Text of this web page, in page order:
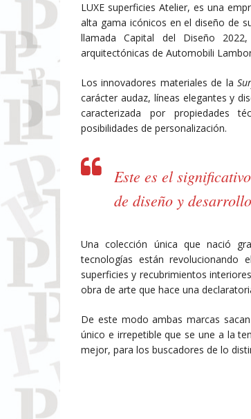
LUXE superficies Atelier, es una
alta gama icónicos en el diseño de
llamada Capital del Diseño
arquitectónicas de Automobili
Los innovadores materiales de la
carácter audaz, líneas elegantes y
caracterizada por propiedades
posibilidades de personalización.
Este es el
de diseño y
Una colección única que nació
tecnologías están
superficies y recubrimientos
obra de arte que hace una
De este modo ambas marcas
único e irrepetible que se une a la
mejor, para los buscadores de lo